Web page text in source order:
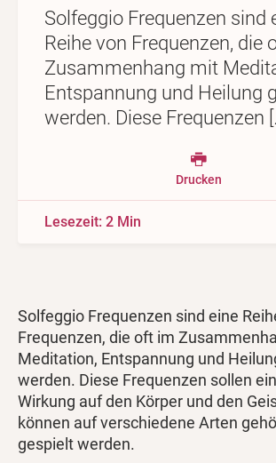
Solfeggio Frequenzen sind
Reihe von Frequenzen, die
Zusammenhang mit
Entspannung und Heilung
werden. Diese Frequenzen
Drucken
Lesezeit: 2 Min
Solfeggio Frequenzen sind eine
Frequenzen, die oft im
Meditation, Entspannung und
werden. Diese Frequenzen sollen
Wirkung auf den Körper und den
können auf verschiedene Arten
gespielt werden.